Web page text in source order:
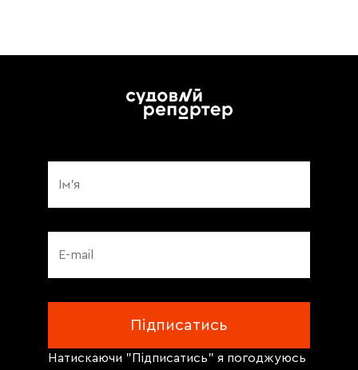
Натискаючи "Підписатись" я погоджуюсь